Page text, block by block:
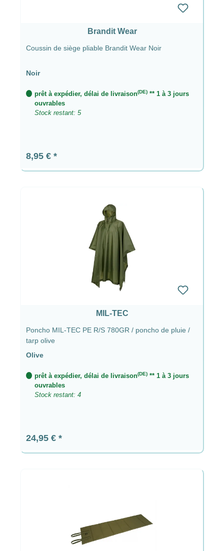
Brandit Wear
Coussin de siège pliable Brandit Wear Noir
Noir
prêt à expédier, délai de livraison(DE) ** 1 à 3 jours
ouvrables
Stock restant: 5
Prix régulier :
8,95 €
MIL-TEC
Poncho MIL-TEC PE R/S 780GR / poncho de pluie /
tarp olive
Olive
prêt à expédier, délai de livraison(DE) ** 1 à 3 jours
ouvrables
Stock restant: 4
Prix régulier :
24,95 €